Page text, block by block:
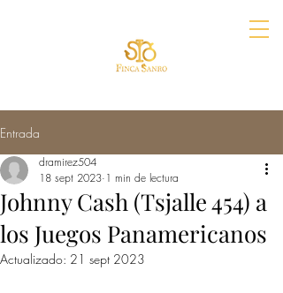
Entrada
Johnny Cash (Tsjalle 454) a
los Juegos Panamericanos
dramirez504
18 sept 2023 1 min de lectura
Actualizado: 21 sept 2023